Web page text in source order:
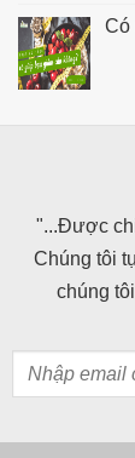
Có
"...Được
Chúng tôi
chúng